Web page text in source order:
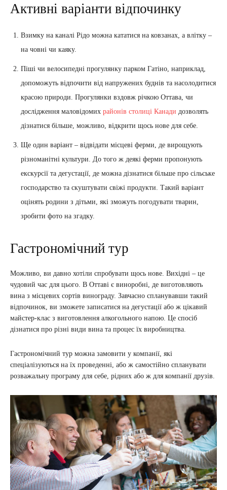
Активні варіанти відпочинку
Взимку на каналі Рідо можна кататися на ковзанах, а влітку –
на човні чи каяку.
Піші чи велосипедні прогулянку парком Гатіно, наприклад,
допоможуть відпочити від напружених буднів та насолодитися
красою природи. Прогулянки вздовж річкою Оттава, чи
дослідження маловідомих районів столиці Канади дозволять
дізнатися більше, можливо, відкрити щось нове для себе.
Ще один варіант – відвідати місцеві ферми, де вирощують
різноманітні культури. До того ж деякі ферми пропонують
екскурсії та дегустації, де можна дізнатися більше про сільське
господарство та скуштувати свіжі продукти. Такий варіант
оцінять родини з дітьми, які зможуть погодувати тварин,
зробити фото на згадку.
Гастрономічний тур
Можливо, ви давно хотіли спробувати щось нове. Вихідні – це
чудовий час для цього. В Оттаві є виноробні, де виготовляють
вина з місцевих сортів винограду. Завчасно спланувавши такий
відпочинок, ви зможете записатися на дегустації або ж цікавий
майстер-клас з виготовлення алкогольного напою. Це спосіб
дізнатися про різні види вина та процес їх виробництва.
Гастрономічний тур можна замовити у компанії, які
спеціалізуються на їх проведенні, або ж самостійно спланувати
розважальну програму для себе, рідних або ж для компанії друзів.